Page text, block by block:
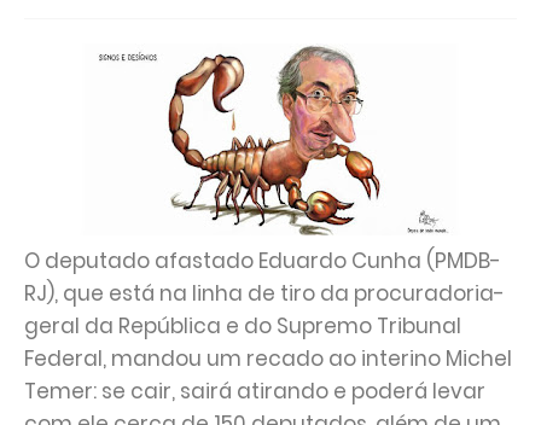
O deputado afastado Eduardo Cunha (PMDB-
RJ), que está na linha de tiro da procuradoria-
geral da República e do Supremo Tribunal
Federal, mandou um recado ao interino Michel
Temer: se cair, sairá atirando e poderá levar